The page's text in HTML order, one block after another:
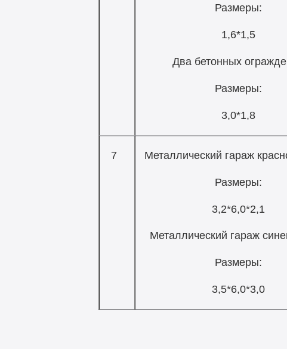
Размеры:
1,6*1,5
Два бетонных
Размеры:
3,0*1,8
7 Металлический гараж
Размеры:
3,2*6,0*2,1
Металлический гараж
Размеры:
3,5*6,0*3,0